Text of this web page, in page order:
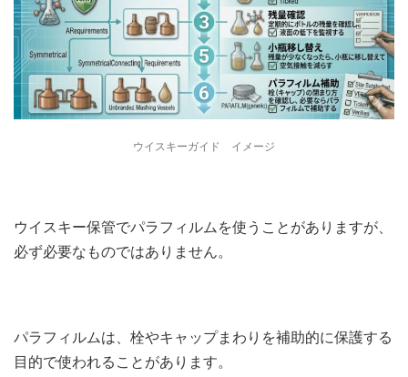
ウイスキーガイド イメージ
ウイスキー保管でパラフィルムを使うことがありますが、
必ず必要なものではありません。
パラフィルムは、栓やキャップまわりを補助的に保護する
目的で使われることがあります。